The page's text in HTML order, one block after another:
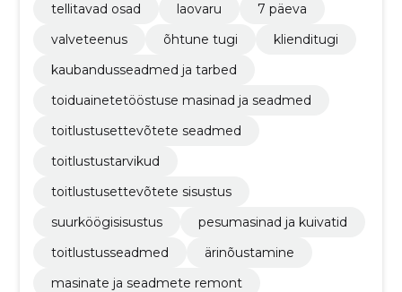
tellitavad osad
laovaru
7 päeva
valveteenus
õhtune tugi
klienditugi
kaubandusseadmed ja tarbed
toiduainetetööstuse masinad ja seadmed
toitlustusettevõtete seadmed
toitlustustarvikud
toitlustusettevõtete sisustus
suurköögisisustus
pesumasinad ja kuivatid
toitlustusseadmed
ärinõustamine
masinate ja seadmete remont